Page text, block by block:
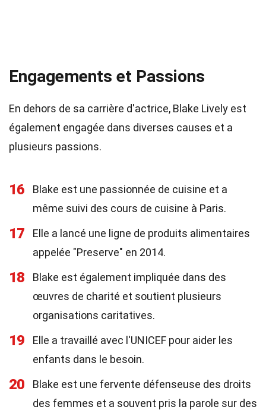
Engagements et Passions
En dehors de sa carrière d'actrice, Blake Lively est
également engagée dans diverses causes et a
plusieurs passions.
16
Blake est une passionnée de cuisine et a
même suivi des cours de cuisine à Paris.
17
Elle a lancé une ligne de produits alimentaires
appelée "Preserve" en 2014.
18
Blake est également impliquée dans des
œuvres de charité et soutient plusieurs
organisations caritatives.
19
Elle a travaillé avec l'UNICEF pour aider les
enfants dans le besoin.
20
Blake est une fervente défenseuse des droits
des femmes et a souvent pris la parole sur des